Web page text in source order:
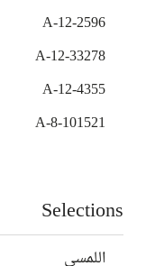
A-12-2596
A-12-33278
A-12-4355
A-8-101521
Selections
اللمسي